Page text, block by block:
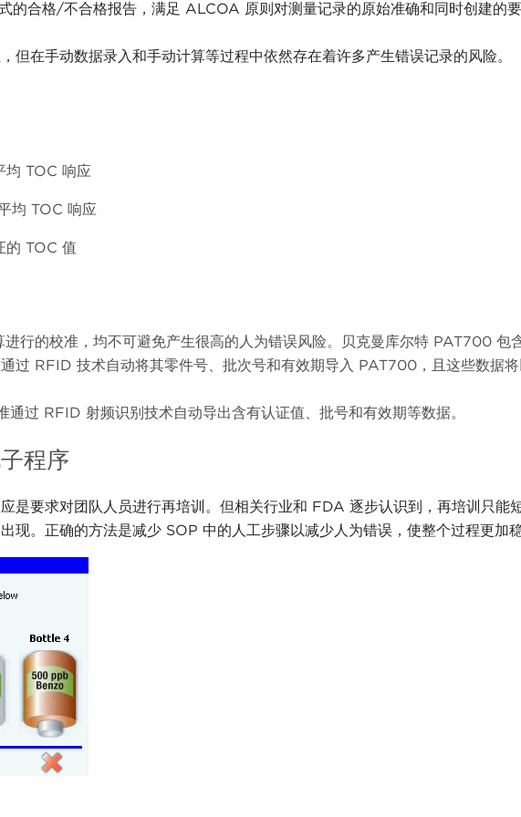
的合格/不合格报告，满足 ALCOA 原则对测量记录的原始准确和同时创建的要
但在手动数据录入和手动计算等过程中依然存在着许多产生错误记录的风险。
均 TOC 响应
均 TOC 响应
的 TOC 值
行的校准，均不可避免产生很高的人为错误风险。贝克曼库尔特 PAT700 包
过 RFID 技术自动将其零件号、批次号和有效期导入 PAT700，且这些数据
过 RFID 射频识别技术自动导出含有认证值、批号和有效期等数据。
程序
是要求对团队人员进行再培训。但相关行业和 FDA 逐步认识到，再培训只能
现。正确的方法是减少 SOP 中的人工步骤以减少人为错误，使整个过程更加稳